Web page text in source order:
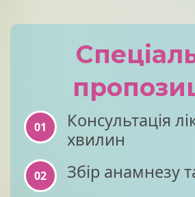
01
Консультація
хвилин
02 Збір анамнезу